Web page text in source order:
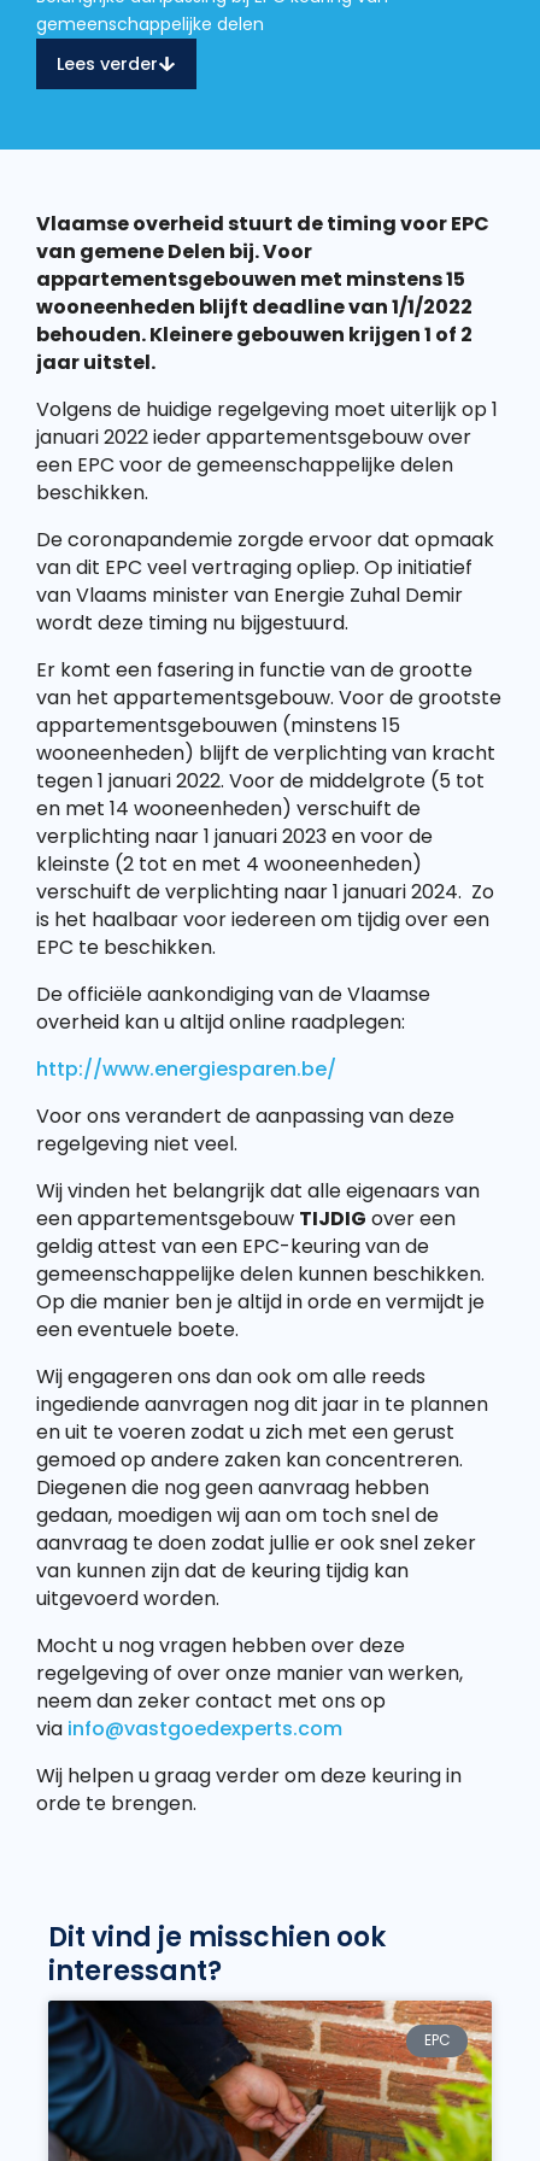
gemeenschappelijke delen
Lees verder
Vlaamse overheid stuurt de timing voor EPC
van gemene Delen bij. Voor
appartementsgebouwen met minstens 15
wooneenheden blijft deadline van 1/1/2022
behouden. Kleinere gebouwen krijgen 1 of 2
jaar uitstel.
Volgens de huidige regelgeving moet uiterlijk op 1
januari 2022 ieder appartementsgebouw over
een EPC voor de gemeenschappelijke delen
beschikken.
De coronapandemie zorgde ervoor dat opmaak
van dit EPC veel vertraging opliep. Op initiatief
van Vlaams minister van Energie Zuhal Demir
wordt deze timing nu bijgestuurd.
Er komt een fasering in functie van de grootte
van het appartementsgebouw. Voor de grootste
appartementsgebouwen (minstens 15
wooneenheden) blijft de verplichting van kracht
tegen 1 januari 2022. Voor de middelgrote (5 tot
en met 14 wooneenheden) verschuift de
verplichting naar 1 januari 2023 en voor de
kleinste (2 tot en met 4 wooneenheden)
verschuift de verplichting naar 1 januari 2024. Zo
is het haalbaar voor iedereen om tijdig over een
EPC te beschikken.
De officiële aankondiging van de Vlaamse
overheid kan u altijd online raadplegen:
http://www.energiesparen.be/
Voor ons verandert de aanpassing van deze
regelgeving niet veel.
Wij vinden het belangrijk dat alle eigenaars van
een appartementsgebouw TIJDIG over een
geldig attest van een EPC-keuring van de
gemeenschappelijke delen kunnen beschikken.
Op die manier ben je altijd in orde en vermijdt je
een eventuele boete.
Wij engageren ons dan ook om alle reeds
ingediende aanvragen nog dit jaar in te plannen
en uit te voeren zodat u zich met een gerust
gemoed op andere zaken kan concentreren.
Diegenen die nog geen aanvraag hebben
gedaan, moedigen wij aan om toch snel de
aanvraag te doen zodat jullie er ook snel zeker
van kunnen zijn dat de keuring tijdig kan
uitgevoerd worden.
Mocht u nog vragen hebben over deze
regelgeving of over onze manier van werken,
neem dan zeker contact met ons op
via info@vastgoedexperts.com
Wij helpen u graag verder om deze keuring in
orde te brengen.
Dit vind je misschien ook
interessant?
EPC